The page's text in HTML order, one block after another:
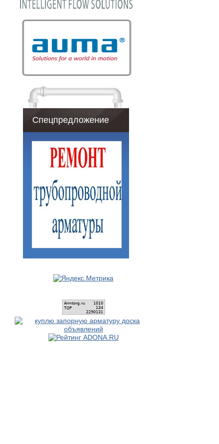
Спецпредложение